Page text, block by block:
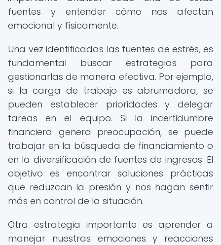
fuentes y entender cómo nos afectan
emocional y físicamente.
Una vez identificadas las fuentes de estrés, es
fundamental buscar estrategias para
gestionarlas de manera efectiva. Por ejemplo,
si la carga de trabajo es abrumadora, se
pueden establecer prioridades y delegar
tareas en el equipo. Si la incertidumbre
financiera genera preocupación, se puede
trabajar en la búsqueda de financiamiento o
en la diversificación de fuentes de ingresos. El
objetivo es encontrar soluciones prácticas
que reduzcan la presión y nos hagan sentir
más en control de la situación.
Otra estrategia importante es aprender a
manejar nuestras emociones y reacciones